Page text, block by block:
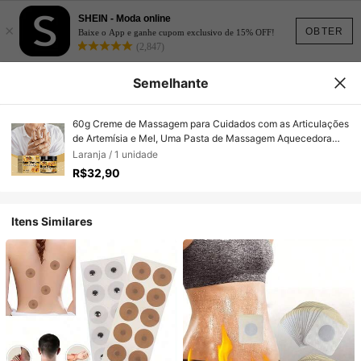
OBTER
×
SHEIN - Moda online
Baixe o App e ganhe cupom exclusivo de 15% OFF!
(2,847)
Semelhante
60g Creme de Massagem para Cuidados com as Articulações
de Artemísia e Mel, Uma Pasta de Massagem Aquecedora
para Articulações, Cintura, Pés e Pescoço, Contendo Extrato
de Mel, Um Presente Perfeito para Amigos e Família
Laranja / 1 unidade
R$32,90
Itens Similares